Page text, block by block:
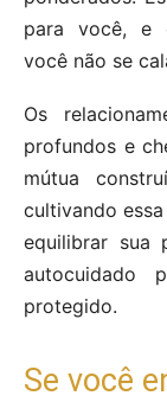
para você, e
você não se
Os
profundos e
mútua
cultivando
equilibrar sua
autocuidado
protegido.
Se você